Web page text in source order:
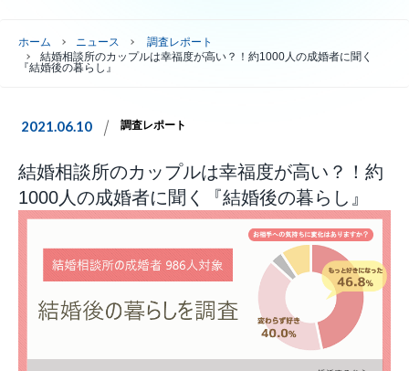
ホーム ニュース
調査レポート
結婚相談所のカップルは幸福度が高い？！約1000人の成婚者に聞く
『結婚後の暮らし』
2021.06.10 調査レポート
結婚相談所のカップルは幸福度が高い？！約
1000人の成婚者に聞く『結婚後の暮らし』